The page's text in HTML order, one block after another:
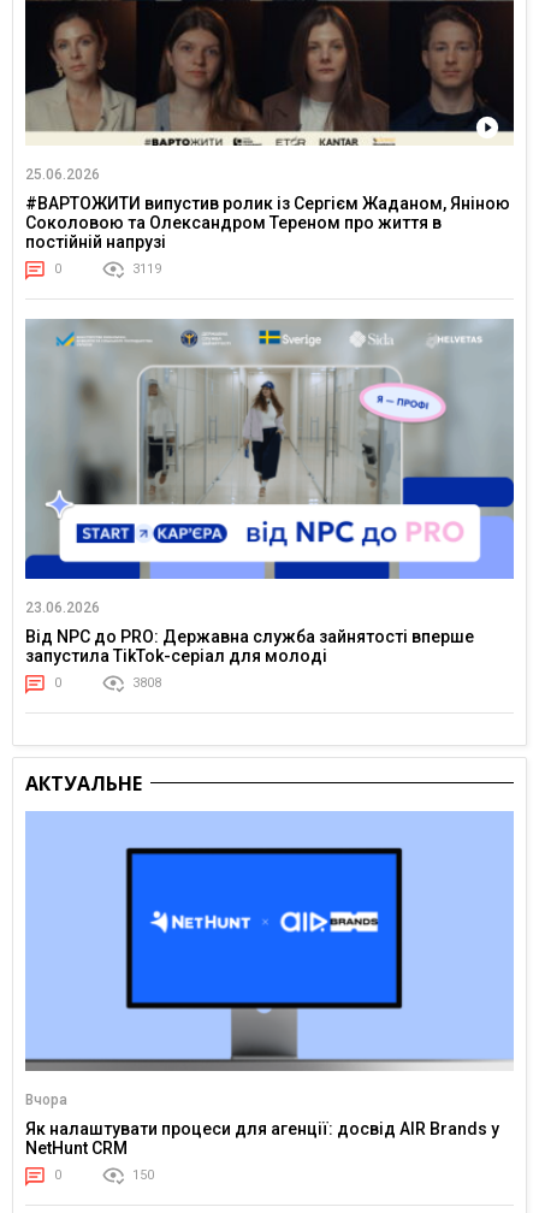
25.06.2026
#ВАРТОЖИТИ випустив ролик із Сергієм Жаданом, Яніною
Соколовою та Олександром Тереном про життя в
постійній напрузі
0 3119
23.06.2026
Від NPC до PRO: Державна служба зайнятості вперше
запустила TikTok-серіал для молоді
0 3808
АКТУАЛЬНЕ
Вчора
Як налаштувати процеси для агенції: досвід AIR Brands у
NetHunt CRM
0 150